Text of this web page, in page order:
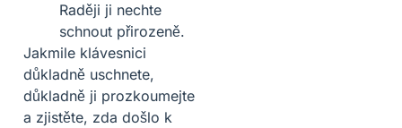
Raději ji nechte
schnout přirozeně.
Jakmile klávesnici
důkladně uschnete,
důkladně ji prozkoumejte
a zjistěte, zda došlo k